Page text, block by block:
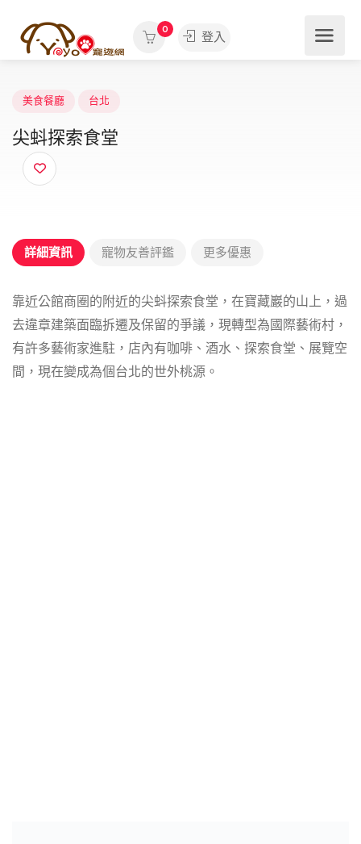
0
登入
美食餐廳 台北
尖蚪探索食堂
詳細資訊 寵物友善評鑑 更多優惠
靠近公館商圈的附近的尖蚪探索食堂，在寶藏巖的山上，過
去違章建築面臨拆遷及保留的爭議，現轉型為國際藝術村，
有許多藝術家進駐，店內有咖啡、酒水、探索食堂、展覽空
間，現在變成為個台北的世外桃源。